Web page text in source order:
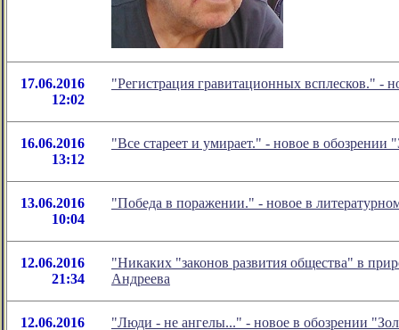
17.06.2016
12:02
"Регистрация гравитационных всплесков."
16.06.2016
13:12
"Все стареет и умирает." - новое в
13.06.2016
10:04
"Победа в поражении." - новое в
12.06.2016
21:34
"Никаких "законов развития общества" в
Андреева
12.06.2016
"Люди - не ангелы..." - новое в обозрении